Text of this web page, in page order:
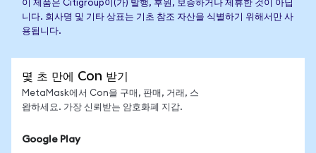
이 제품은 Citigroup이(가) 발행, 후원, 보증하거나 제휴한 것이 아닙
니다. 회사명 및 기타 상표는 기초 참조 자산을 식별하기 위해서만 사
용됩니다.
몇 초 만에 Con 받기
MetaMask에서 Con을 구매, 판매, 거래, 스
왑하세요. 가장 신뢰받는 암호화폐 지갑.
Google Play